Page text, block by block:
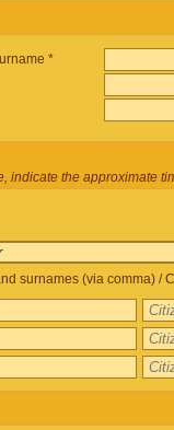
*
indicate the approximate
surnames (via comma) /